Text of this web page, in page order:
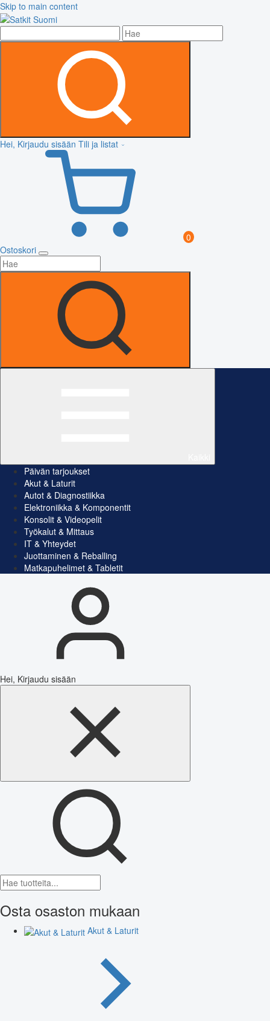
Skip to main content
Hei, Kirjaudu sisään Tili ja listat
0
Ostoskori
Päivän tarjoukset
Akut & Laturit
Autot & Diagnostiikka
Elektroniikka & Komponentit
Konsolit & Videopelit
Työkalut & Mittaus
IT & Yhteydet
Juottaminen & Reballing
Matkapuhelimet & Tabletit
Hei, Kirjaudu sisään
Osta osaston mukaan
Akut & Laturit